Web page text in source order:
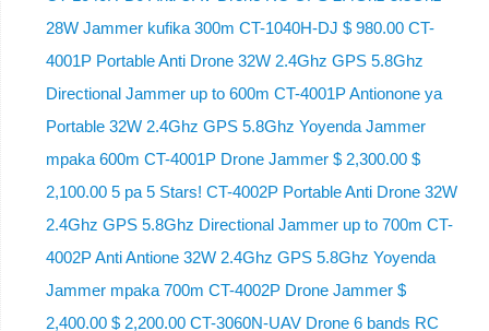
28W Jammer kufika 300m CT-1040H-DJ $ 980.00 CT-
4001P Portable Anti Drone 32W 2.4Ghz GPS 5.8Ghz
Directional Jammer up to 600m CT-4001P Antionone ya
Portable 32W 2.4Ghz GPS 5.8Ghz Yoyenda Jammer
mpaka 600m CT-4001P Drone Jammer $ 2,300.00 $
2,100.00 5 pa 5 Stars! CT-4002P Portable Anti Drone 32W
2.4Ghz GPS 5.8Ghz Directional Jammer up to 700m CT-
4002P Anti Antione 32W 2.4Ghz GPS 5.8Ghz Yoyenda
Jammer mpaka 700m CT-4002P Drone Jammer $
2,400.00 $ 2,200.00 CT-3060N-UAV Drone 6 bands RC